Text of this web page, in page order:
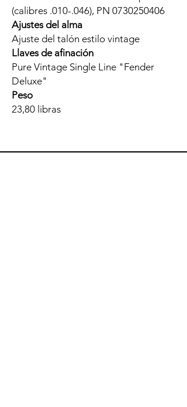
(calibres .010-.046), PN 0730250406
Ajustes del alma
Ajuste del talón estilo vintage
Llaves de afinación
Pure Vintage Single Line "Fender
Deluxe"
Peso
23,80 libras